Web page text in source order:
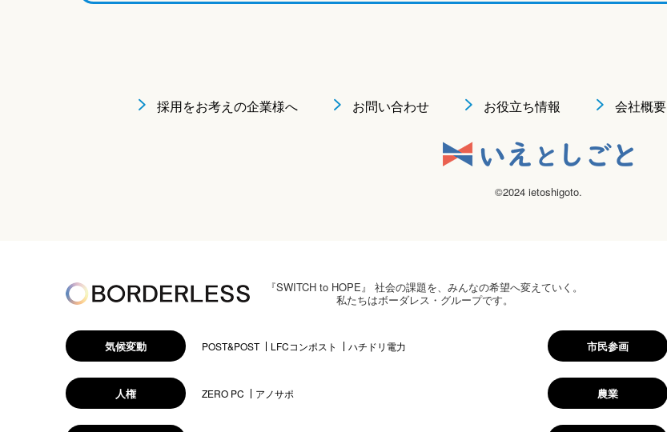
採用をお考えの企業様へ お問い合わせ お役立ち情報 会社概要
©2024 ietoshigoto.
『SWITCH to HOPE』 社会の課題を、みんなの希望へ変えていく。
私たちはボーダレス・グループです。
気候変動 POST&POST LFCコンポスト ハチドリ電力 市民参画
人権 ZERO PC アノサポ 農業